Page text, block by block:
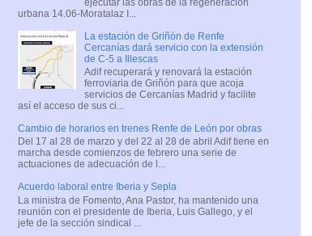
urbana 14.06-Moratalaz I...
La estación de Griñón de Renfe
Cercanías dará servicio con la extensión
de C-5 a Illescas
Adif recuperará y renovará la estación
ferroviaria de Griñón para que acoja
servicios de Cercanías Madrid y facilite
así el acceso de sus ci...
Cambio de horarios en trenes Renfe de León por obras
Del 17 al 28 de marzo y del 22 al 28 de abril Adif tiene en
marcha desde comienzos de febrero una serie de
actuaciones de adecuación de l...
Acuerdo laboral entre Iberia y Sepla
La ministra de Fomento, Ana Pastor, ha mantenido una
reunión con el presidente de Iberia, Luis Gallego, y el
jefe de la sección sindical ...